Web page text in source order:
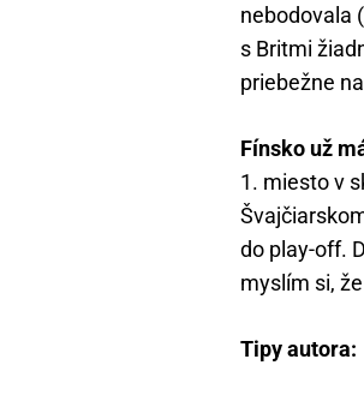
nebodovala
s Britmi
priebežne
Fínsko už
1. miesto v
do play-off.
myslím si,
Tipy autora: